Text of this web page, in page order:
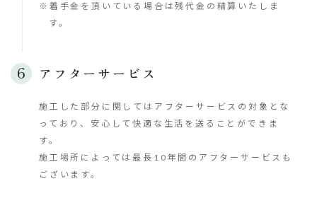
※着手金を頂いている場合は残代金の精算いたしま
す。
アフターサービス
施工した部分に関してはアフターサービスの対象とな
っており、安心して快適な生活を送ることができま
す。
施工場所によっては最長10年間のアフターサービスも
ございます。